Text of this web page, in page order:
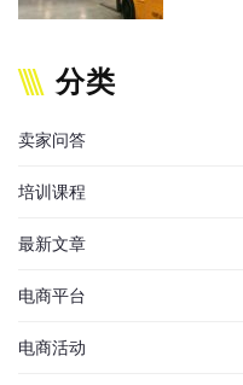
分类
卖家问答
培训课程
最新文章
电商平台
电商活动